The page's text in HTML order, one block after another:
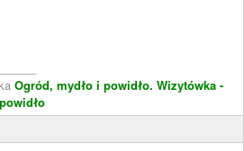
Ogród, mydło i powidło. Wizytówka -